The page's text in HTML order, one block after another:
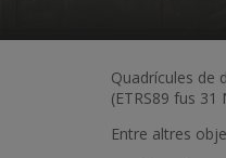
Quadrícules de
(ETRS89 fus
Entre altres